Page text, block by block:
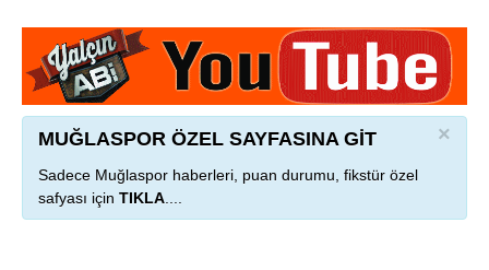
×
MUĞLASPOR ÖZEL SAYFASINA GİT
Sadece Muğlaspor haberleri, puan durumu, fikstür özel
safyası için TIKLA